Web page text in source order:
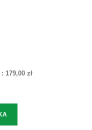
: 179,00 zł